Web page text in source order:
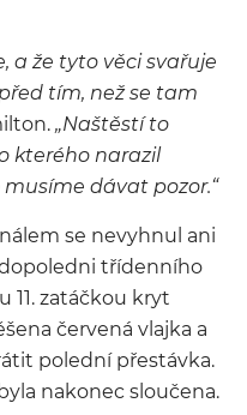
a že tyto věci svařuje
tím, než se tam
„Naštěstí to
kterého narazil
dávat pozor.“
se nevyhnul ani
dopoledni třídenního
11. zatáčkou kryt
červená vlajka a
polední přestávka.
nakonec sloučena.